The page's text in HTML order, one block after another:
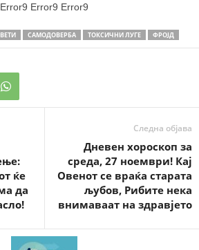
Error9 Error9 Error9
САМОДОВЕРБА ТОКСИЧНИ ЛУГЕ ФРОЈД
ќе
да
Следна објава
Дневен хороскоп за
среда, 27 ноември! Кај
Овенот се враќа старата
љубов, Рибите нека
внимаваат на здравјето